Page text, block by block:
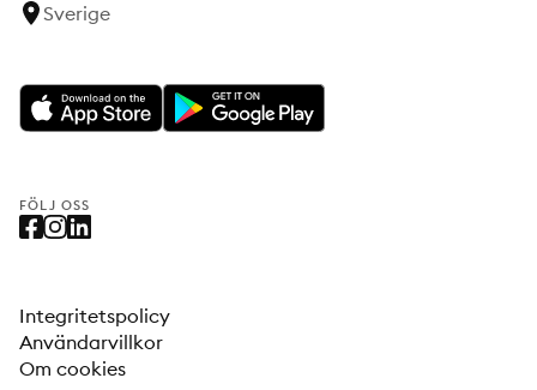
Sverige
FÖLJ OSS
Integritetspolicy
Användarvillkor
Om cookies